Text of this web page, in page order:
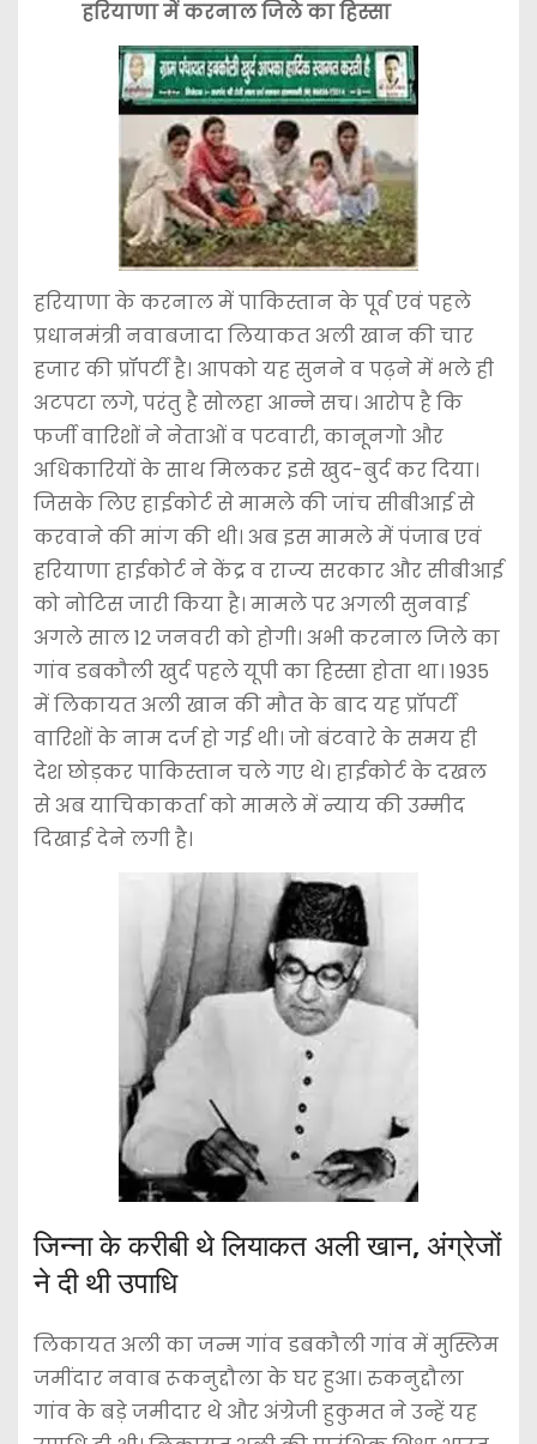
हरियाणा में करनाल जिले का हिस्सा
हरियाणा के करनाल में पाकिस्तान के पूर्व एवं पहले
प्रधानमंत्री नवाबजादा लियाकत अली खान की चार
हजार की प्रॉपर्टी है। आपको यह सुनने व पढ़ने में भले ही
अटपटा लगे, परंतु है सोलहा आन्ने सच। आरोप है कि
फर्जी वारिशों ने नेताओं व पटवारी, कानूनगो और
अधिकारियों के साथ मिलकर इसे खुद-बुर्द कर दिया।
जिसके लिए हाईकोर्ट से मामले की जांच सीबीआई से
करवाने की मांग की थी। अब इस मामले में पंजाब एवं
हरियाणा हाईकोर्ट ने केंद्र व राज्य सरकार और सीबीआई
को नोटिस जारी किया है। मामले पर अगली सुनवाई
अगले साल 12 जनवरी को होगी। अभी करनाल जिले का
गांव डबकौली खुर्द पहले यूपी का हिस्सा होता था। 1935
में लिकायत अली खान की मौत के बाद यह प्रॉपर्टी
वारिशों के नाम दर्ज हो गई थी। जो बंटवारे के समय ही
देश छोड़कर पाकिस्तान चले गए थे। हाईकोर्ट के दखल
से अब याचिकाकर्ता को मामले में न्याय की उम्मीद
दिखाई देने लगी है।
जिन्ना के करीबी थे लियाकत अली खान, अंग्रेजों
ने दी थी उपाधि
लिकायत अली का जन्म गांव डबकौली गांव में मुस्लिम
जमींदार नवाब रूकनुद्दौला के घर हुआ। रुकनुद्दौला
गांव के बड़े जमीदार थे और अंग्रेजी हुकुमत ने उन्हें यह